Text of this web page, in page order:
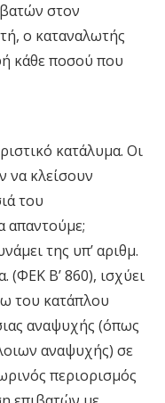
στον
ο καταναλωτής
κάθε ποσού που
κατάλυµα. Οι
να κλείσουν
του
απαντούµε;
της υπ’ αριθµ.
(ΦΕΚ Β’ 860), ισχύει
του κατάπλου
αναψυχής (όπως
αναψυχής) σε
περιορισµός